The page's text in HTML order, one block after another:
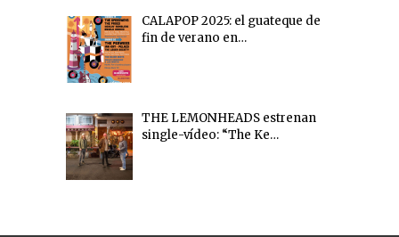
CALAPOP 2025: el guateque de
fin de verano en…
THE LEMONHEADS estrenan
single-vídeo: “The Ke…